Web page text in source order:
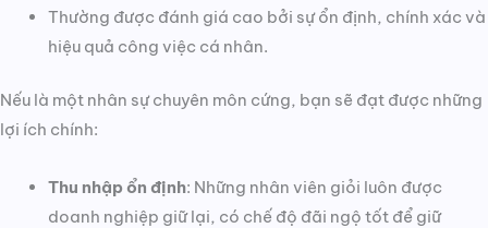
Thường được đánh giá cao bởi sự ổn định, chính xác và
hiệu quả công việc cá nhân.
Nếu là một nhân sự chuyên môn cứng, bạn sẽ đạt được những
lợi ích chính:
Thu nhập ổn định: Những nhân viên giỏi luôn được
doanh nghiệp giữ lại, có chế độ đãi ngộ tốt để giữ